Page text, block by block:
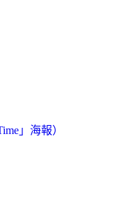
」海報）